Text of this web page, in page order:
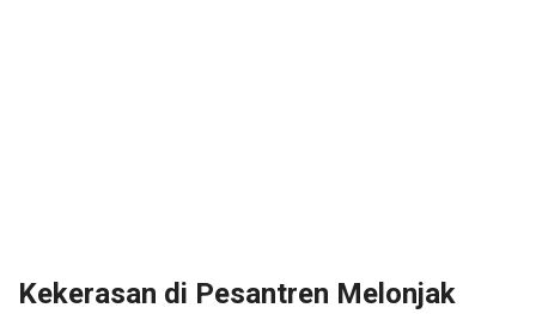
Kekerasan di Pesantren Melonjak